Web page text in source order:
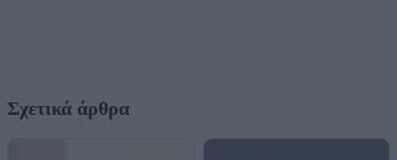
Σχετικά άρθρα